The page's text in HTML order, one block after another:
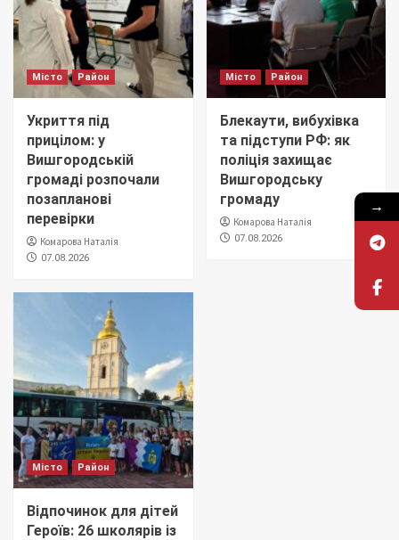
Місто Район
Укриття під
прицілом: у
Вишгородській
громаді розпочали
позапланові
перевірки
Комарова Наталія
07.08.2026
Місто Район
Блекаути, вибухівка
та підступи РФ: як
поліція захищає
Вишгородську
громаду
Комарова Наталія
07.08.2026
Місто Район
Відпочинок для дітей
Героїв: 26 школярів із
→